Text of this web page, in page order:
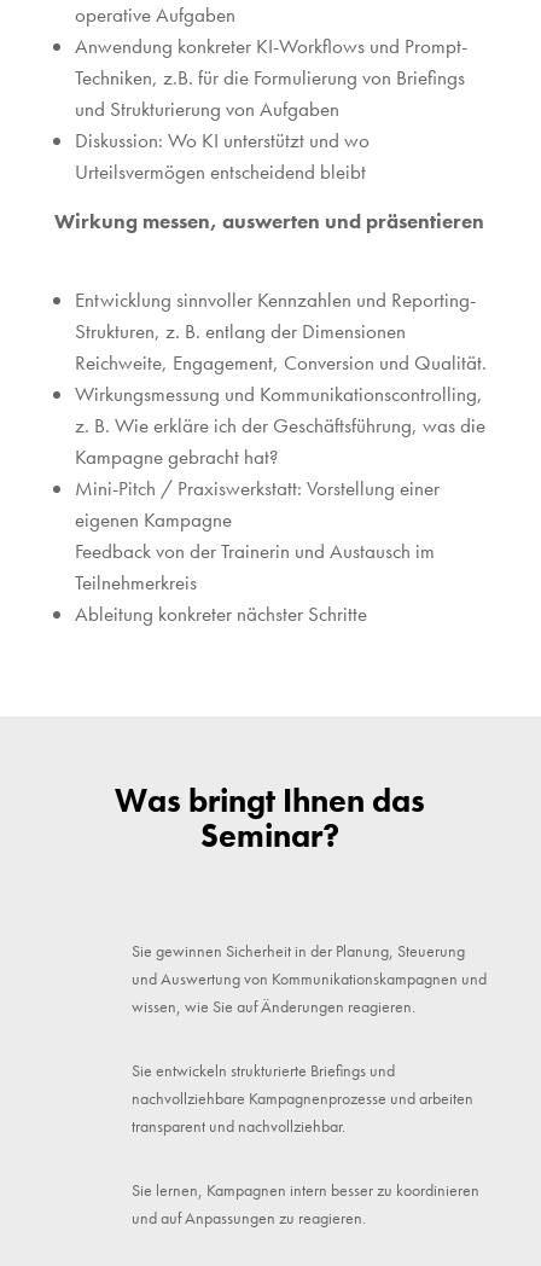
operative Aufgaben
Anwendung konkreter KI-Workflows und Prompt-
Techniken, z.B. für die Formulierung von Briefings
und Strukturierung von Aufgaben
Diskussion: Wo KI unterstützt und wo
Urteilsvermögen entscheidend bleibt
Wirkung messen, auswerten und präsentieren
Entwicklung sinnvoller Kennzahlen und Reporting-
Strukturen, z. B. entlang der Dimensionen
Reichweite, Engagement, Conversion und Qualität.
Wirkungsmessung und Kommunikationscontrolling,
z. B. Wie erkläre ich der Geschäftsführung, was die
Kampagne gebracht hat?
Mini-Pitch / Praxiswerkstatt: Vorstellung einer
eigenen Kampagne
Feedback von der Trainerin und Austausch im
Teilnehmerkreis
Ableitung konkreter nächster Schritte
Was bringt Ihnen das
Seminar?
Sie gewinnen Sicherheit in der Planung, Steuerung
und Auswertung von Kommunikationskampagnen und
wissen, wie Sie auf Änderungen reagieren.
Sie entwickeln strukturierte Briefings und
nachvollziehbare Kampagnenprozesse und arbeiten
transparent und nachvollziehbar.
Sie lernen, Kampagnen intern besser zu koordinieren
und auf Anpassungen zu reagieren.